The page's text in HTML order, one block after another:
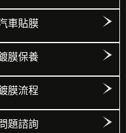
車貼膜
膜保養
膜流程
題諮詢